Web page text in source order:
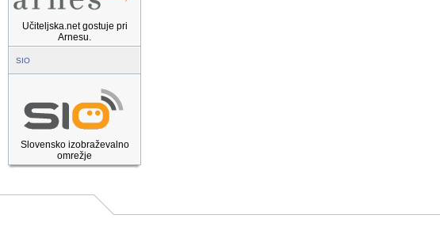
Učiteljska.net gostuje pri
Arnesu.
SIO
Slovensko izobraževalno
omrežje